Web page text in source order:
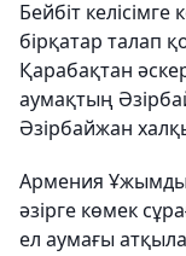
Бейбіт
бірқатар талап
Қарабақтан
аумақтың
Әзірбайжан
Армения
әзірге көмек
ел аумағы